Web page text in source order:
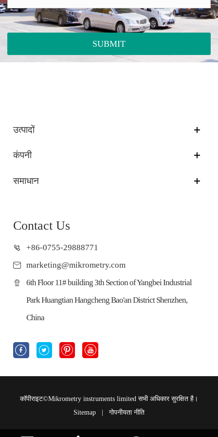
SUBMIT
उत्पादों
कंपनी
समाधान
Contact Us
+86-0755-29888771
marketing@mikrometry.com
6th Floor 11# building 3th Section of Yangbei Industrial
Park Huangtian Hangcheng Bao'an District Shenzhen,
China
   
कॉपीराइट©Mikrometry instruments limited सभी अधिकार सुरक्षित है।
Sitemap
गोपनीयता नीति